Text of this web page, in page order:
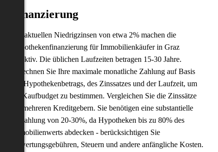
Finanzierung
Die aktuellen Niedrigzinsen von etwa 2% machen die
Hypothekenfinanzierung für Immobilienkäufer in Graz
attraktiv. Die üblichen Laufzeiten betragen 15-30 Jahre.
Berechnen Sie Ihre maximale monatliche Zahlung auf Basis
des Hypothekenbetrags, des Zinssatzes und der Laufzeit, um
Ihr Kaufbudget zu bestimmen. Vergleichen Sie die Zinssätze
bei mehreren Kreditgebern. Sie benötigen eine substantielle
Anzahlung von 20-30%, da Hypotheken bis zu 80% des
Immobilienwerts abdecken - berücksichtigen Sie
Bewertungsgebühren, Steuern und andere anfängliche Kosten.